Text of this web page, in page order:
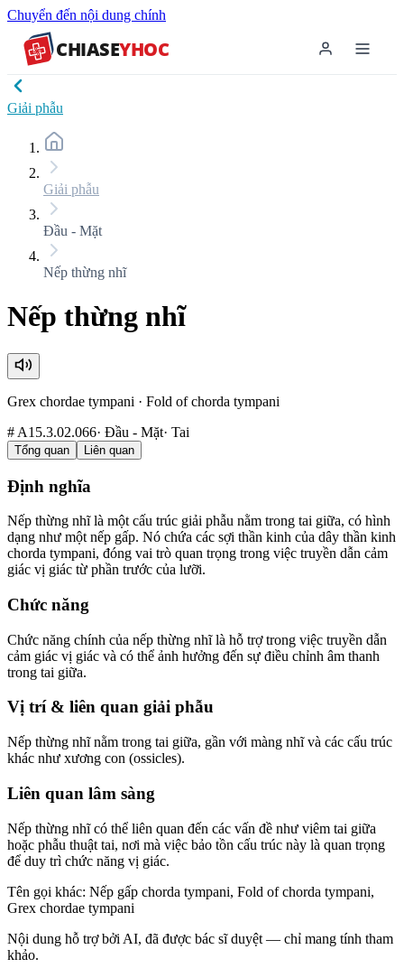
Chuyển đến nội dung chính
CHIASEYHOC
Giải phẫu
Giải phẫu
Đầu - Mặt
Nếp thừng nhĩ
Nếp thừng nhĩ
Grex chordae tympani · Fold of chorda tympani
# A15.3.02.066· Đầu - Mặt· Tai
Tổng quan Liên quan
Định nghĩa
Nếp thừng nhĩ là một cấu trúc giải phẫu nằm trong tai giữa, có hình
dạng như một nếp gấp. Nó chứa các sợi thần kinh của dây thần kinh
chorda tympani, đóng vai trò quan trọng trong việc truyền dẫn cảm
giác vị giác từ phần trước của lưỡi.
Chức năng
Chức năng chính của nếp thừng nhĩ là hỗ trợ trong việc truyền dẫn
cảm giác vị giác và có thể ảnh hưởng đến sự điều chỉnh âm thanh
trong tai giữa.
Vị trí & liên quan giải phẫu
Nếp thừng nhĩ nằm trong tai giữa, gần với màng nhĩ và các cấu trúc
khác như xương con (ossicles).
Liên quan lâm sàng
Nếp thừng nhĩ có thể liên quan đến các vấn đề như viêm tai giữa
hoặc phẫu thuật tai, nơi mà việc bảo tồn cấu trúc này là quan trọng
để duy trì chức năng vị giác.
Tên gọi khác: Nếp gấp chorda tympani, Fold of chorda tympani,
Grex chordae tympani
Nội dung hỗ trợ bởi AI, đã được bác sĩ duyệt — chỉ mang tính tham
khảo.